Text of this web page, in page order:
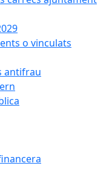
o vinculats
antifrau